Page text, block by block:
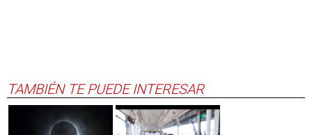
TAMBIÉN TE PUEDE INTERESAR